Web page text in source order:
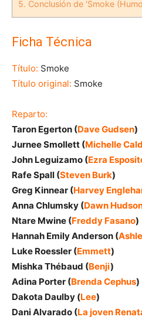
5. Conclusión de 'Smoke
Ficha Técnica
Título: Smoke
Título original: Smoke
Reparto:
Taron Egerton (Dave Gudsen)
Jurnee Smollett (Michelle
John Leguizamo (Ezra
Rafe Spall (Steven Burk)
Greg Kinnear (Harvey
Anna Chlumsky (Dawn
Ntare Mwine (Freddy Fasano)
Hannah Emily Anderson (
Luke Roessler (Emmett)
Mishka Thébaud (Benji)
Adina Porter (Brenda Cephus)
Dakota Daulby (Lee)
Dani Alvarado (La joven